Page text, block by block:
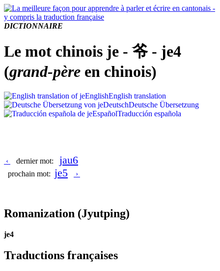
DICTIONNAIRE
Le mot chinois je - 爷 - je4
(grand-père en chinois)
EnglishEnglish translation
DeutschDeutsche Übersetzung
EspañolTraducción española
‹ dernier mot: jau6
prochain mot: je5 ›
Romanization (Jyutping)
je4
Traductions françaises